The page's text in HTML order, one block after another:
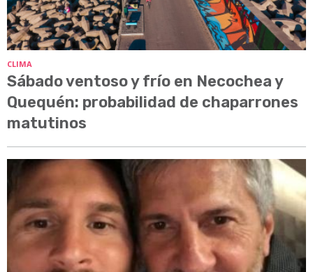
CLIMA
Sábado ventoso y frío en Necochea y
Quequén: probabilidad de chaparrones
matutinos